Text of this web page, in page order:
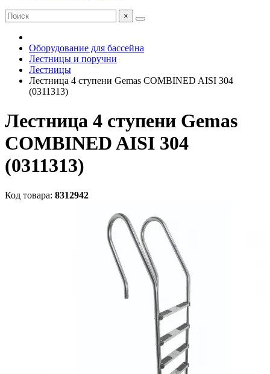
×
Оборудование для бассейна
Лестницы и поручни
Лестницы
Лестница 4 ступени Gemas COMBINED AISI 304
(0311313)
Лестница 4 ступени Gemas
COMBINED AISI 304
(0311313)
Код товара: 8312942